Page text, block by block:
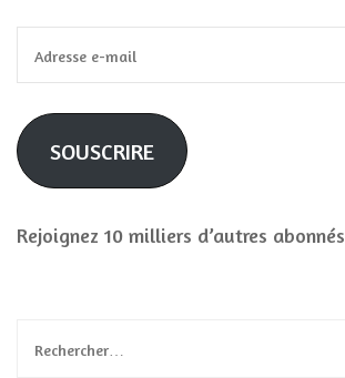
e-
mail
SOUSCRIRE
Rejoignez 10 milliers d’autres abonnés
Rechercher :